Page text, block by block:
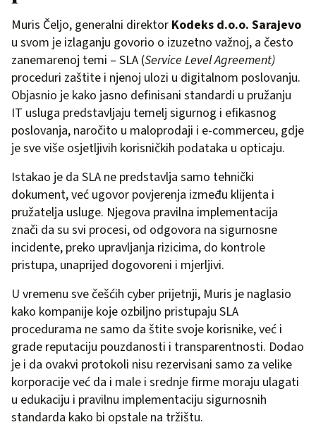
Muris Čeljo, generalni direktor Kodeks d.o.o. Sarajevo
u svom je izlaganju govorio o izuzetno važnoj, a često
zanemarenoj temi – SLA (Service Level Agreement)
proceduri zaštite i njenoj ulozi u digitalnom poslovanju.
Objasnio je kako jasno definisani standardi u pružanju
IT usluga predstavljaju temelj sigurnog i efikasnog
poslovanja, naročito u maloprodaji i e-commerceu, gdje
je sve više osjetljivih korisničkih podataka u opticaju.
Istakao je da SLA ne predstavlja samo tehnički
dokument, već ugovor povjerenja između klijenta i
pružatelja usluge. Njegova pravilna implementacija
znači da su svi procesi, od odgovora na sigurnosne
incidente, preko upravljanja rizicima, do kontrole
pristupa, unaprijed dogovoreni i mjerljivi.
U vremenu sve češćih cyber prijetnji, Muris je naglasio
kako kompanije koje ozbiljno pristupaju SLA
procedurama ne samo da štite svoje korisnike, već i
grade reputaciju pouzdanosti i transparentnosti. Dodao
je i da ovakvi protokoli nisu rezervisani samo za velike
korporacije već da i male i srednje firme moraju ulagati
u edukaciju i pravilnu implementaciju sigurnosnih
standarda kako bi opstale na tržištu.